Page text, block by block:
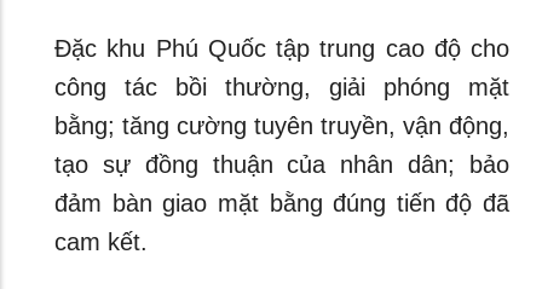
Đặc khu Phú Quốc tập trung cao độ cho
công tác bồi thường, giải phóng mặt
bằng; tăng cường tuyên truyền, vận động,
tạo sự đồng thuận của nhân dân; bảo
đảm bàn giao mặt bằng đúng tiến độ đã
cam kết.